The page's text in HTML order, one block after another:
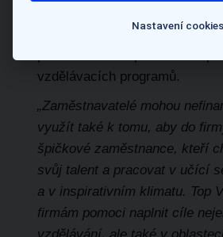
Top Vision firmám poskytuje
vzdělávacích programů.
„Zaměstnavatelé mohou
využít také k tomu, aby do
špičkové zaměstnance, kteří
svůj talent a pracovat v učící
a v inspirativním klimatu. Top
firmám pomoci naplnit cíle
Nastavení cookies